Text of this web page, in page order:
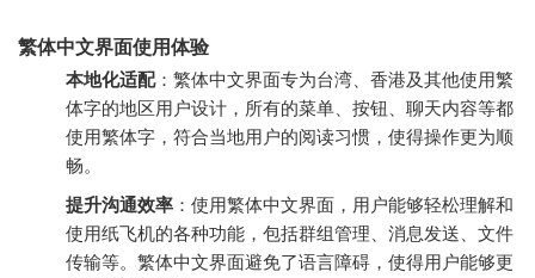
繁体中文界面使用体验
本地化适配：繁体中文界面专为台湾、香港及其他使用繁
体字的地区用户设计，所有的菜单、按钮、聊天内容等都
使用繁体字，符合当地用户的阅读习惯，使得操作更为顺
畅。
提升沟通效率 ：使用繁体中文界面，用户能够轻松理解和
使用纸飞机的各种功能，包括群组管理、消息发送、文件
传输等。繁体中文界面避免了语言障碍，使得用户能够更